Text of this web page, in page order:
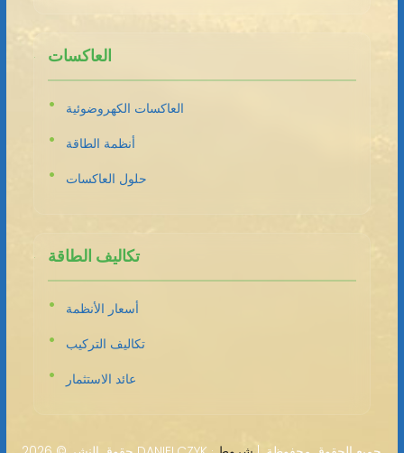
العاكسات
العاكسات الكهروضوئية
أنظمة الطاقة
حلول العاكسات
تكاليف الطاقة
أسعار الأنظمة
تكاليف التركيب
عائد الاستثمار